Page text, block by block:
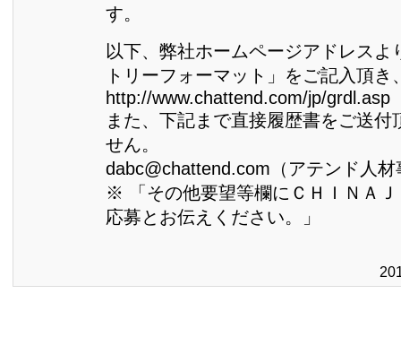
す。
以下、弊社ホームページアドレスよ
トリーフォーマット」をご記入頂き
http://www.chattend.com/jp/grdl.asp
また、下記まで直接履歴書をご送付
せん。
dabc@chattend.com（アテンド人材
※ 「その他要望等欄にＣＨＩＮＡ
応募とお伝えください。」